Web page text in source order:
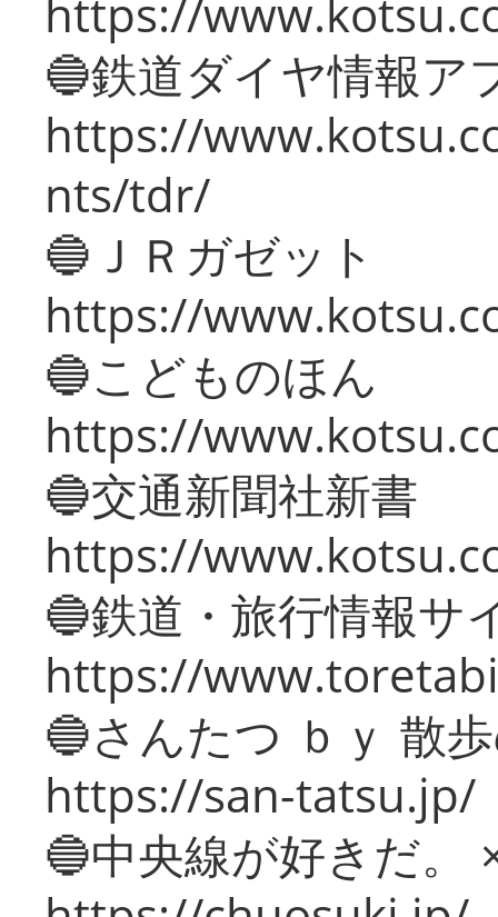
https://
🔵鉄道ダイヤ情報ア
https://
nts/tdr/
🔵ＪＲガゼット
https://
🔵こどものほん
https://
🔵交通新聞社新書
https://
🔵鉄道・旅行情報サ
https://
🔵さんたつ ｂｙ 散
https://san-tatsu.jp/
🔵中央線が好きだ。